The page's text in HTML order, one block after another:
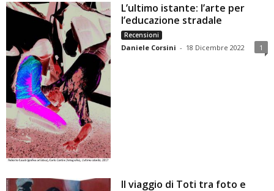
L’ultimo istante: l’arte per
l’educazione stradale
Recensioni
Daniele Corsini - 18 Dicembre 2022 1
Il viaggio di Toti tra foto e